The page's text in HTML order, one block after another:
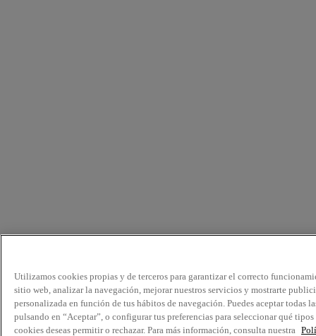
Utilizamos cookies propias y de terceros para garantizar el correcto
sitio web, analizar la navegación, mejorar nuestros servicios y mostrarte
personalizada en función de tus hábitos de navegación. Puedes aceptar todas
pulsando en “Aceptar”, o configurar tus preferencias para seleccionar qué tipos
cookies deseas permitir o rechazar. Para más información, consulta nuestra